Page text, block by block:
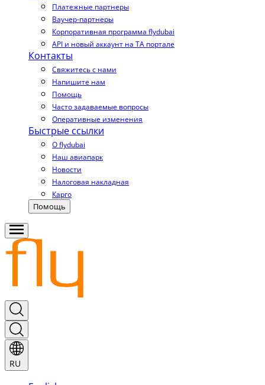
Платежные партнеры
Ваучер-партнеры
Корпоративная программа flydubai
API и новый аккаунт на TA портале
Контакты
Свяжитесь с нами
Напишите нам
Помощь
Часто задаваемые вопросы
Оперативные изменения
Быстрые ссылки
О flydubai
Наш авиапарк
Новости
Налоговая накладная
Карго
Помощь
RU